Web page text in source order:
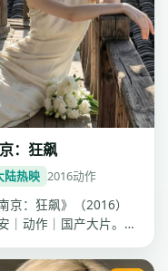
：狂飙
陆热映 2016动作
京：狂飙》（2016）
｜动作｜国产大片。导
肖战…